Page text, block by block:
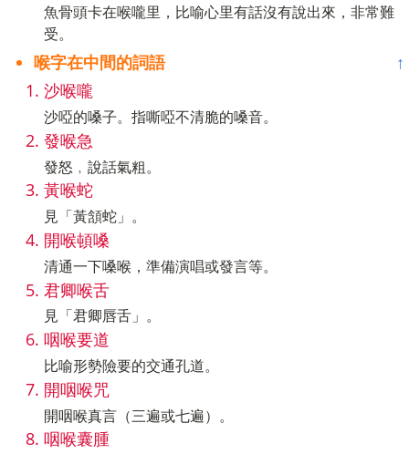
魚骨頭卡在喉嚨里，比喻心里有話沒有說出來，非常難
受。
喉字在中間的詞語
↑
沙喉嚨
沙啞的嗓子。指嘶啞不清脆的嗓音。
發喉急
發怒﹐說話氣粗。
黃喉蛇
見「黃頷蛇」。
開喉頓嗓
清通一下嗓喉，準備演唱或發言等。
君卿喉舌
見「君卿唇舌」。
咽喉要道
比喻形勢險要的交通孔道。
開咽喉咒
開咽喉真言（三遍或七遍）。
咽喉囊腫